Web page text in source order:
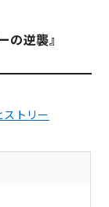
の逆襲』
トリー